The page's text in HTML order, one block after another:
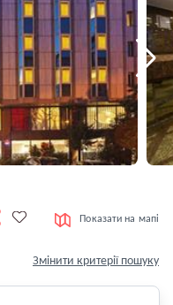
Показати на мапі
Змінити критерії пошуку